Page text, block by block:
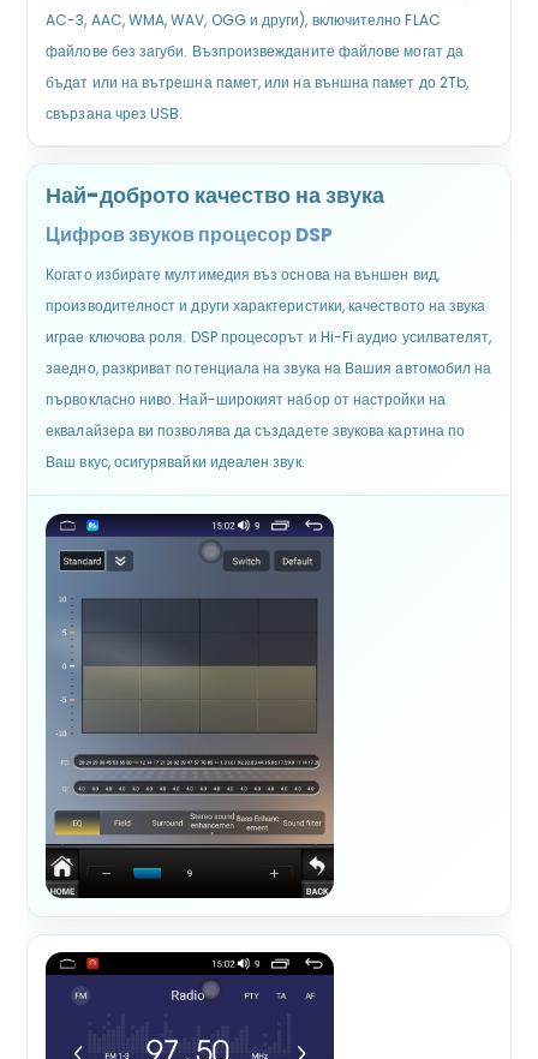
AC-3, AAC, WMA, WAV, OGG и други), включително FLAC
файлове без загуби. Възпроизвежданите файлове могат да
бъдат или на вътрешна памет, или на външна памет до 2Tb,
свързана чрез USB.
Най-доброто качество на звука
Цифров звуков процесор DSP
Когато избирате мултимедия въз основа на външен вид,
производителност и други характеристики, качеството на звука
играе ключова роля. DSP процесорът и Hi-Fi аудио усилвателят,
заедно, разкриват потенциала на звука на Вашия автомобил на
първокласно ниво. Най-широкият набор от настройки на
еквалайзера ви позволява да създадете звукова картина по
Ваш вкус, осигурявайки идеален звук.